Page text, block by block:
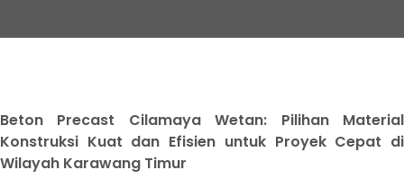
Beton Precast Cilamaya Wetan: Pilihan Material
Konstruksi Kuat dan Efisien untuk Proyek Cepat di
Wilayah Karawang Timur